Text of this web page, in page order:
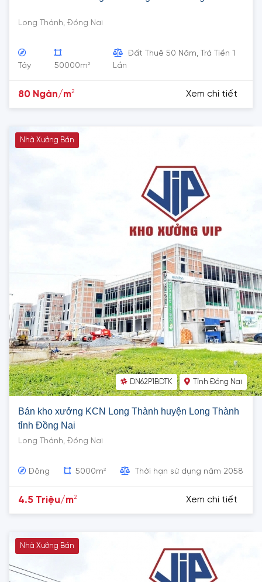
Long Thành, Đồng Nai
Tây 50000m2
Đất Thuê 50 Năm, Trả Tiền 1
Lần
80 Ngàn/m2 Xem chi tiết
Nhà Xưởng Bán
DN62P1BDTK Tỉnh Đồng Nai
Bán kho xưởng KCN Long Thành huyện Long Thành
tỉnh Đồng Nai
Long Thành, Đồng Nai
Đông 5000m2 Thời hạn sử dụng năm 2058
4.5 Triệu/m2 Xem chi tiết
Nhà Xưởng Bán